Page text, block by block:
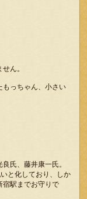
ん。
もっちゃん、小さい
氏、藤井康一氏。
と化しており、しか
宿駅までお守りで